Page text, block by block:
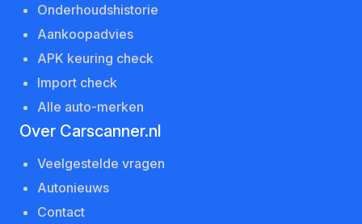
Onderhoudshistorie
Aankoopadvies
APK keuring check
Import check
Alle auto-merken
Over Carscanner.nl
Veelgestelde vragen
Autonieuws
Contact